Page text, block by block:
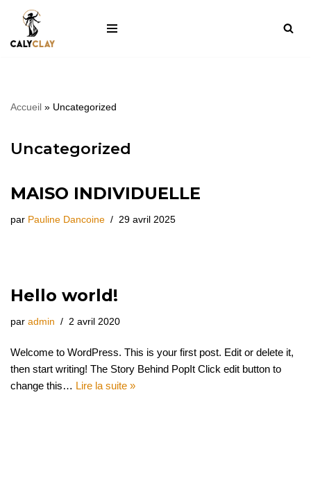
Aller
Accueil » Uncategorized
Uncategorized
MAISO INDIVIDUELLE
par Pauline Dancoine 29 avril 2025
Hello world!
par admin 2 avril 2020
Welcome to WordPress. This is your first post. Edit or delete it,
then start writing! The Story Behind PopIt Click edit button to
change this… Lire la suite »